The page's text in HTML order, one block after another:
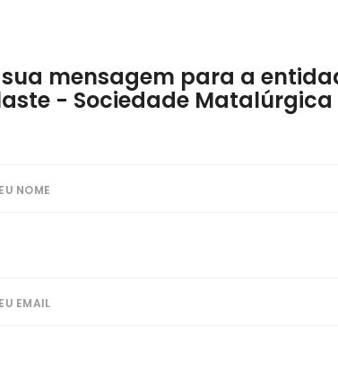
sua mensagem para a
- Sociedade Matalúrgica